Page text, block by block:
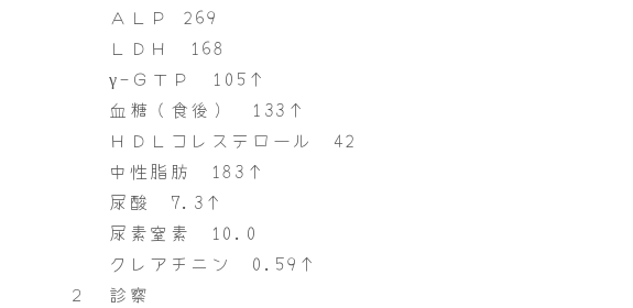
ＡＬＰ 269
ＬＤＨ 168
γ-ＧＴＰ 105↑
血糖（食後） 133↑
ＨＤＬコレステロール 42
中性脂肪 183↑
尿酸 7.3↑
尿素窒素 10.0
クレアチニン 0.59↑
２ 診察